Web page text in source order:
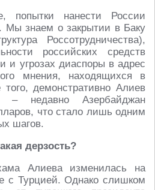
попытки нанести России
Мы знаем о закрытии в Баку
Россотрудничества),
российских средств
и угрозах диаспоры в адрес
мнения, находящихся в
демонстративно Алиев
– недавно Азербайджан
что стало лишь одним
шагов.
дерзость?
Алиева изменилась на
с Турцией. Однако слишком